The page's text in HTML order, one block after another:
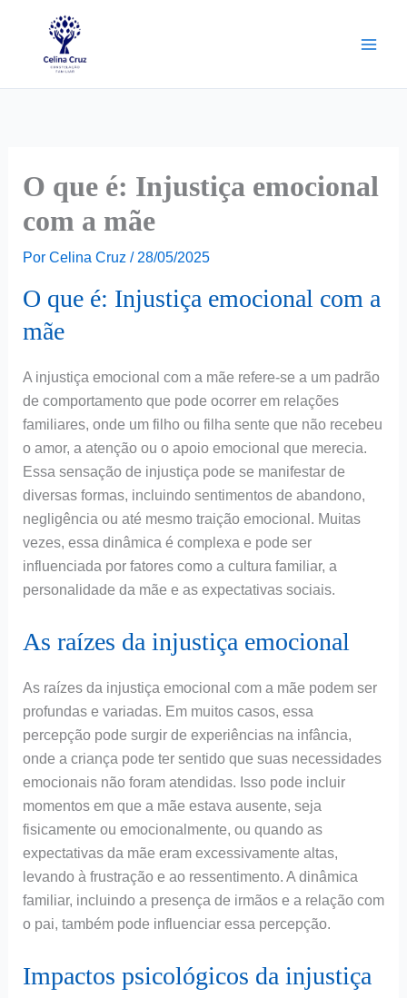
O que é: Injustiça emocional
com a mãe
Por Celina Cruz / 28/05/2025
O que é: Injustiça emocional com a
mãe
A injustiça emocional com a mãe refere-se a um padrão
de comportamento que pode ocorrer em relações
familiares, onde um filho ou filha sente que não recebeu
o amor, a atenção ou o apoio emocional que merecia.
Essa sensação de injustiça pode se manifestar de
diversas formas, incluindo sentimentos de abandono,
negligência ou até mesmo traição emocional. Muitas
vezes, essa dinâmica é complexa e pode ser
influenciada por fatores como a cultura familiar, a
personalidade da mãe e as expectativas sociais.
As raízes da injustiça emocional
As raízes da injustiça emocional com a mãe podem ser
profundas e variadas. Em muitos casos, essa
percepção pode surgir de experiências na infância,
onde a criança pode ter sentido que suas necessidades
emocionais não foram atendidas. Isso pode incluir
momentos em que a mãe estava ausente, seja
fisicamente ou emocionalmente, ou quando as
expectativas da mãe eram excessivamente altas,
levando à frustração e ao ressentimento. A dinâmica
familiar, incluindo a presença de irmãos e a relação com
o pai, também pode influenciar essa percepção.
Impactos psicológicos da injustiça